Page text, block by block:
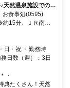
天然温泉施設での調
食事処(0595)
約15分、ＪＲ南武
30分 ※住所から自
がございます
日・祝 ・勤務時
日数（週）：3日
・
くさん！天然